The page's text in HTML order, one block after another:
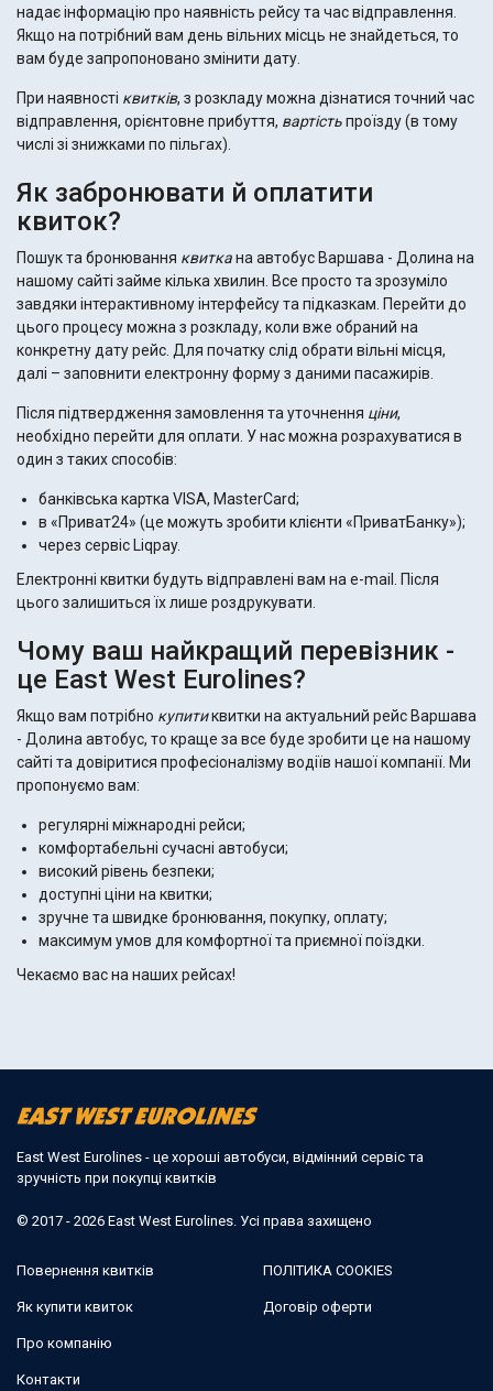
надає інформацію про наявність рейсу та час відправлення.
Якщо на потрібний вам день вільних місць не знайдеться, то
вам буде запропоновано змінити дату.
При наявності квитків, з розкладу можна дізнатися точний час
відправлення, орієнтовне прибуття, вартістьпроїзду (в тому
числі зі знижками по пільгах).
Як забронювати й оплатити
квиток?
Пошук та бронювання квиткана автобус Варшава - Долина на
нашому сайті займе кілька хвилин. Все просто та зрозуміло
завдяки інтерактивному інтерфейсу та підказкам. Перейти до
цього процесу можна з розкладу, коли вже обраний на
конкретну дату рейс. Для початку слід обрати вільні місця,
далі – заповнити електронну форму з даними пасажирів.
Після підтвердження замовлення та уточнення ціни,
необхідно перейти для оплати. У нас можна розрахуватися в
один з таких способів:
банківська картка VISA, MasterCard;
в «Приват24» (це можуть зробити клієнти «ПриватБанку»);
через сервіс Liqpay.
Електронні квитки будуть відправлені вам на e-mail. Після
цього залишиться їх лише роздрукувати.
Чому ваш найкращий перевізник -
це East West Eurolines?
Якщо вам потрібно купитиквитки на актуальний рейс Варшава
- Долина автобус, то краще за все буде зробити це на нашому
сайті та довіритися професіоналізму водіїв нашої компанії. Ми
пропонуємо вам:
регулярні міжнародні рейси;
комфортабельні сучасні автобуси;
високий рівень безпеки;
доступні ціни на квитки;
зручне та швидке бронювання, покупку, оплату;
максимум умов для комфортної та приємної поїздки.
Чекаємо вас на наших рейсах!
East West Eurolines - це хороші автобуси, відмінний сервіс та
зручність при покупці квитків
© 2017 - 2026 East West Eurolines. Усі права захищено
Повернення квитків
Як купити квиток
Про компанію
Контакти
ПОЛІТИКА COOKIES
Договір оферти